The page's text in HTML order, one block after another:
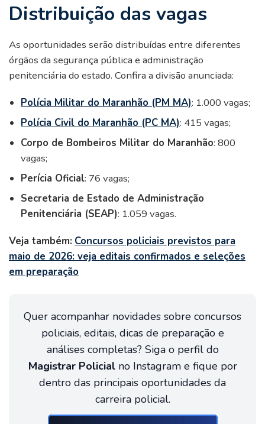
Distribuição das vagas
As oportunidades serão distribuídas entre diferentes
órgãos da segurança pública e administração
penitenciária do estado. Confira a divisão anunciada:
Polícia Militar do Maranhão (PM MA): 1.000 vagas;
Polícia Civil do Maranhão (PC MA): 415 vagas;
Corpo de Bombeiros Militar do Maranhão: 800
vagas;
Perícia Oficial: 76 vagas;
Secretaria de Estado de Administração
Penitenciária (SEAP): 1.059 vagas.
Veja também: Concursos policiais previstos para
maio de 2026: veja editais confirmados e seleções
em preparação
Quer acompanhar novidades sobre concursos
policiais, editais, dicas de preparação e
análises completas? Siga o perfil do
Magistrar Policialno Instagram e fique por
dentro das principais oportunidades da
carreira policial.